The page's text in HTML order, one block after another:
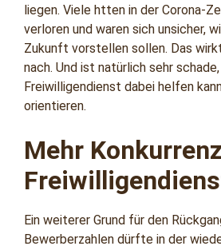
liegen. Viele htten in der Corona-
verloren und waren sich unsicher,
Zukunft vorstellen sollen. Das
nach. Und ist natürlich sehr
Freiwilligendienst dabei helfen
orientieren.
Mehr
Ein weiterer Grund für den
Bewerberzahlen dürfte in der